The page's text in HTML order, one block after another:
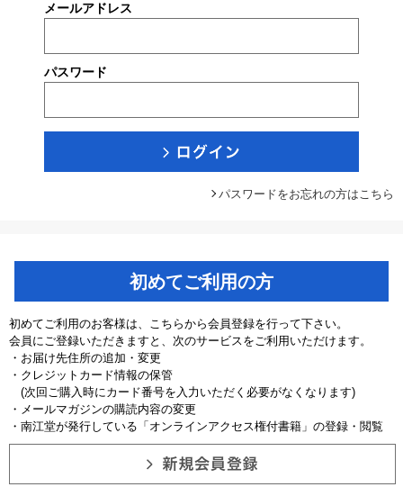
メールアドレス
パスワード
パスワードをお忘れの方はこちら
初めてご利用の方
初めてご利用のお客様は、こちらから会員登録を行って下さい。
会員にご登録いただきますと、次のサービスをご利用いただけます。
・お届け先住所の追加・変更
・クレジットカード情報の保管
(次回ご購入時にカード番号を入力いただく必要がなくなります)
・メールマガジンの購読内容の変更
・南江堂が発行している「オンラインアクセス権付書籍」の登録・閲覧